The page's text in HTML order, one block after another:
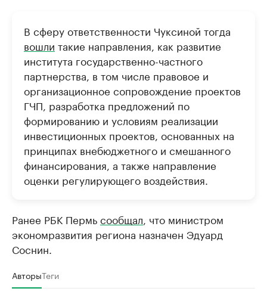
В сферу ответственности Чуксиной тогда
вошли такие направления, как развитие
института государственно-частного
партнерства, в том числе правовое и
организационное сопровождение проектов
ГЧП, разработка предложений по
формированию и условиям реализации
инвестиционных проектов, основанных на
принципах внебюджетного и смешанного
финансирования, а также направление
оценки регулирующего воздействия.
Ранее РБК Пермьсообщал , что министром
экономразвития региона назначен Эдуард
Соснин.
АвторыТеги